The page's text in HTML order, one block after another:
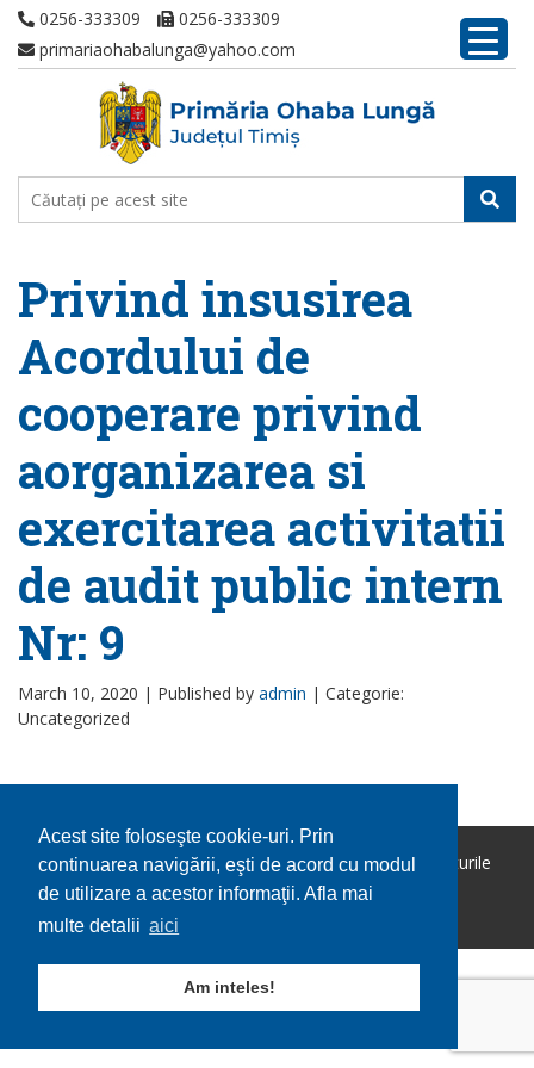
Acest site foloseşte cookie-uri. Prin
continuarea navigării, eşti de acord cu modul
de utilizare a acestor informaţii. Afla mai
multe detalii aici
Am inteles!
0256-333309
0256-333309
primariaohabalunga@yahoo.com
Privind insusirea
Acordului de
cooperare privind
aorganizarea si
exercitarea activitatii
de audit public intern
Nr: 9
March 10, 2020 | Published by admin | Categorie:
Uncategorized
Copyright © 2026 Comuna Ohaba Lunga. Toate drepturile
rezervate.
Utilizare cookie-uri